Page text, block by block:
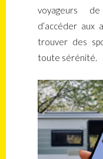
voyageurs
d’accéder aux
trouver des
toute sérénité.